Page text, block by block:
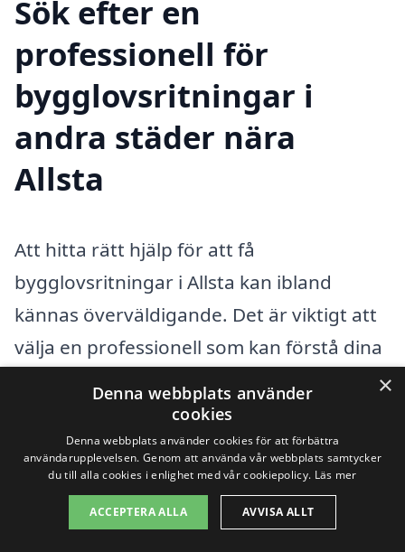
Sök efter en
professionell för
bygglovsritningar i
andra städer nära
Allsta
Att hitta rätt hjälp för att få
bygglovsritningar i Allsta kan ibland
kännas överväldigande. Det är viktigt att
välja en professionell som kan förstå dina
anpassade till ditt projekt. En effektiv
metod för att få hjälp är att också se till
angränsande städer där det finns
specialiserade företag. Några av de
×
Denna webbplats använder
cookies
Denna webbplats använder cookies för att förbättra
användarupplevelsen. Genom att använda vår webbplats samtycker
du till alla cookies i enlighet med vår cookiepolicy. Läs mer
ACCEPTERA ALLA AVVISA ALLT